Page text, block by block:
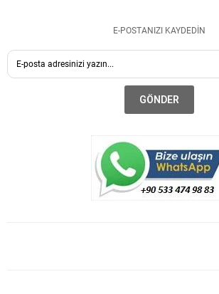
E-POSTANIZI KAYDEDİN
GÖNDER